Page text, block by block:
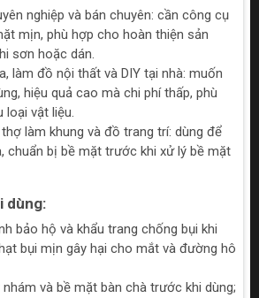
nghiệp và bán chuyên: cần công cụ
mịn, phù hợp cho hoàn thiện sản
sơn hoặc dán.
làm đồ nội thất và DIY tại nhà: muốn
hiệu quả cao mà chi phí thấp, phù
loại vật liệu.
làm khung và đồ trang trí: dùng để
chuẩn bị bề mặt trước khi xử lý bề mặt
dùng:
bảo hộ và khẩu trang chống bụi khi
bụi mịn gây hại cho mắt và đường hô
nhám và bề mặt bàn chà trước khi dùng;